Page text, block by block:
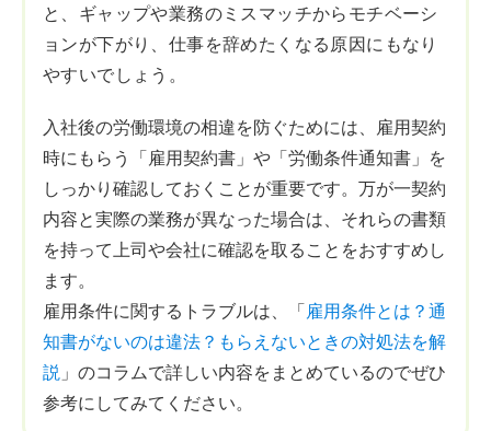
と、ギャップや業務のミスマッチからモチベーシ
ョンが下がり、仕事を辞めたくなる原因にもなり
やすいでしょう。
入社後の労働環境の相違を防ぐためには、雇用契約
時にもらう「雇用契約書」や「労働条件通知書」を
しっかり確認しておくことが重要です。万が一契約
内容と実際の業務が異なった場合は、それらの書類
を持って上司や会社に確認を取ることをおすすめし
ます。
雇用条件に関するトラブルは、「雇用条件とは？通
知書がないのは違法？もらえないときの対処法を解
説 」のコラムで詳しい内容をまとめているのでぜひ
参考にしてみてください。